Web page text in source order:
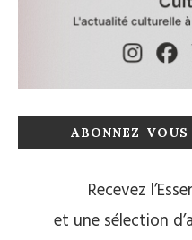
ABONNEZ-
Recevez
et une sélection